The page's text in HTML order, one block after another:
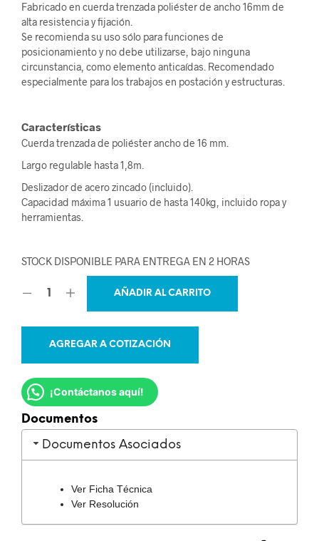
Fabricado en cuerda trenzada poliéster de ancho 16mm de
alta resistencia y fijación.
Se recomienda su uso sólo para funciones de
posicionamiento y no debe utilizarse, bajo ninguna
circunstancia, como elemento anticaídas. Recomendado
especialmente para los trabajos en postación y estructuras.
Características
Cuerda trenzada de poliéster ancho de 16 mm.
Largo regulable hasta 1,8m.
Deslizador de acero zincado (incluido).
Capacidad máxima 1 usuario de hasta 140kg, incluido ropa y
herramientas.
STOCK DISPONIBLE PARA ENTREGA EN 2 HORAS
AÑADIR AL CARRITO
AGREGAR A COTIZACIÓN
¡Contáctanos aquí!
Documentos
Documentos Asociados
Ver Ficha Técnica
Ver Resolución